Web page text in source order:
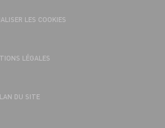
LES COOKIES
LÉGALES
DU SITE